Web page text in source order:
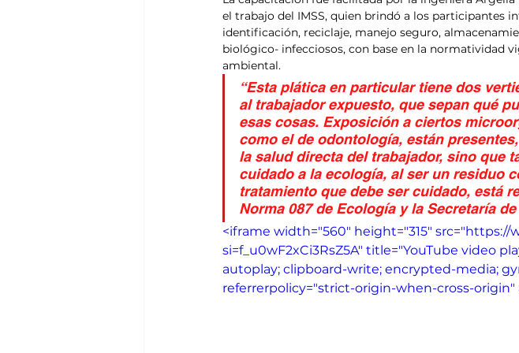
el trabajo del IMSS, quien brindó a los participantes
identificación, reciclaje, manejo seguro,
biológico- infecciosos, con base en la normatividad
ambiental.
“Esta plática en particular tiene dos
al trabajador expuesto, que sepan qué
esas cosas. Exposición a ciertos
como el de odontología, están
la salud directa del trabajador, sino que
cuidado a la ecología, al ser un residuo
tratamiento que debe ser cuidado, está
Norma 087 de Ecología y la Secretaría
<iframe width="560" height="315" src="https://
si=f_u0wF2xCi3RsZ5A" title="YouTube video
autoplay; clipboard-write; encrypted-media;
referrerpolicy="strict-origin-when-cross-origin"